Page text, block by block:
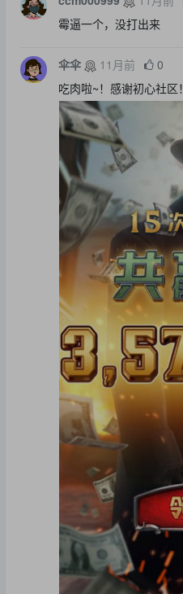
霉逼一个，没打出来
伞伞 11月前 0
吃肉啦~！感谢初心社区！